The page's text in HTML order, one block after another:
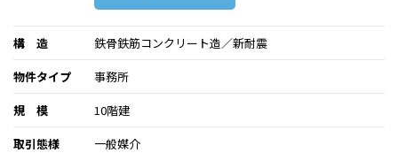
構 造
鉄骨鉄筋コンクリート造／新耐震
物件タイプ
事務所
規 模
10階建
取引態様
一般媒介